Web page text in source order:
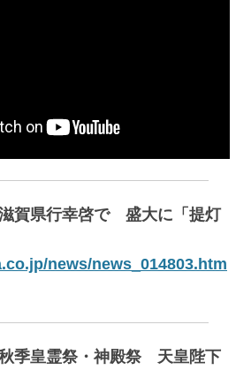
賀県行幸啓で 盛大に「提灯
news/news_014803.htm
季皇霊祭・神殿祭 天皇陛下